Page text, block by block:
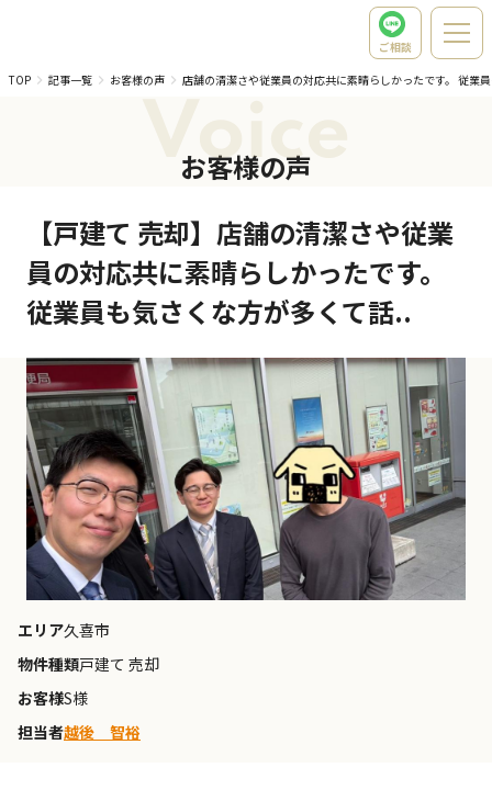
ご相談
TOP
記事一覧 お客様の声 店舗の清潔さや従業員の対応共に素晴らしかったです。 従業
Voice
お客様の声
【戸建て 売却】店舗の清潔さや従業
員の対応共に素晴らしかったです。
従業員も気さくな方が多くて話..
エリア久喜市
物件種類戸建て 売却
お客様S様
担当者越後 智裕